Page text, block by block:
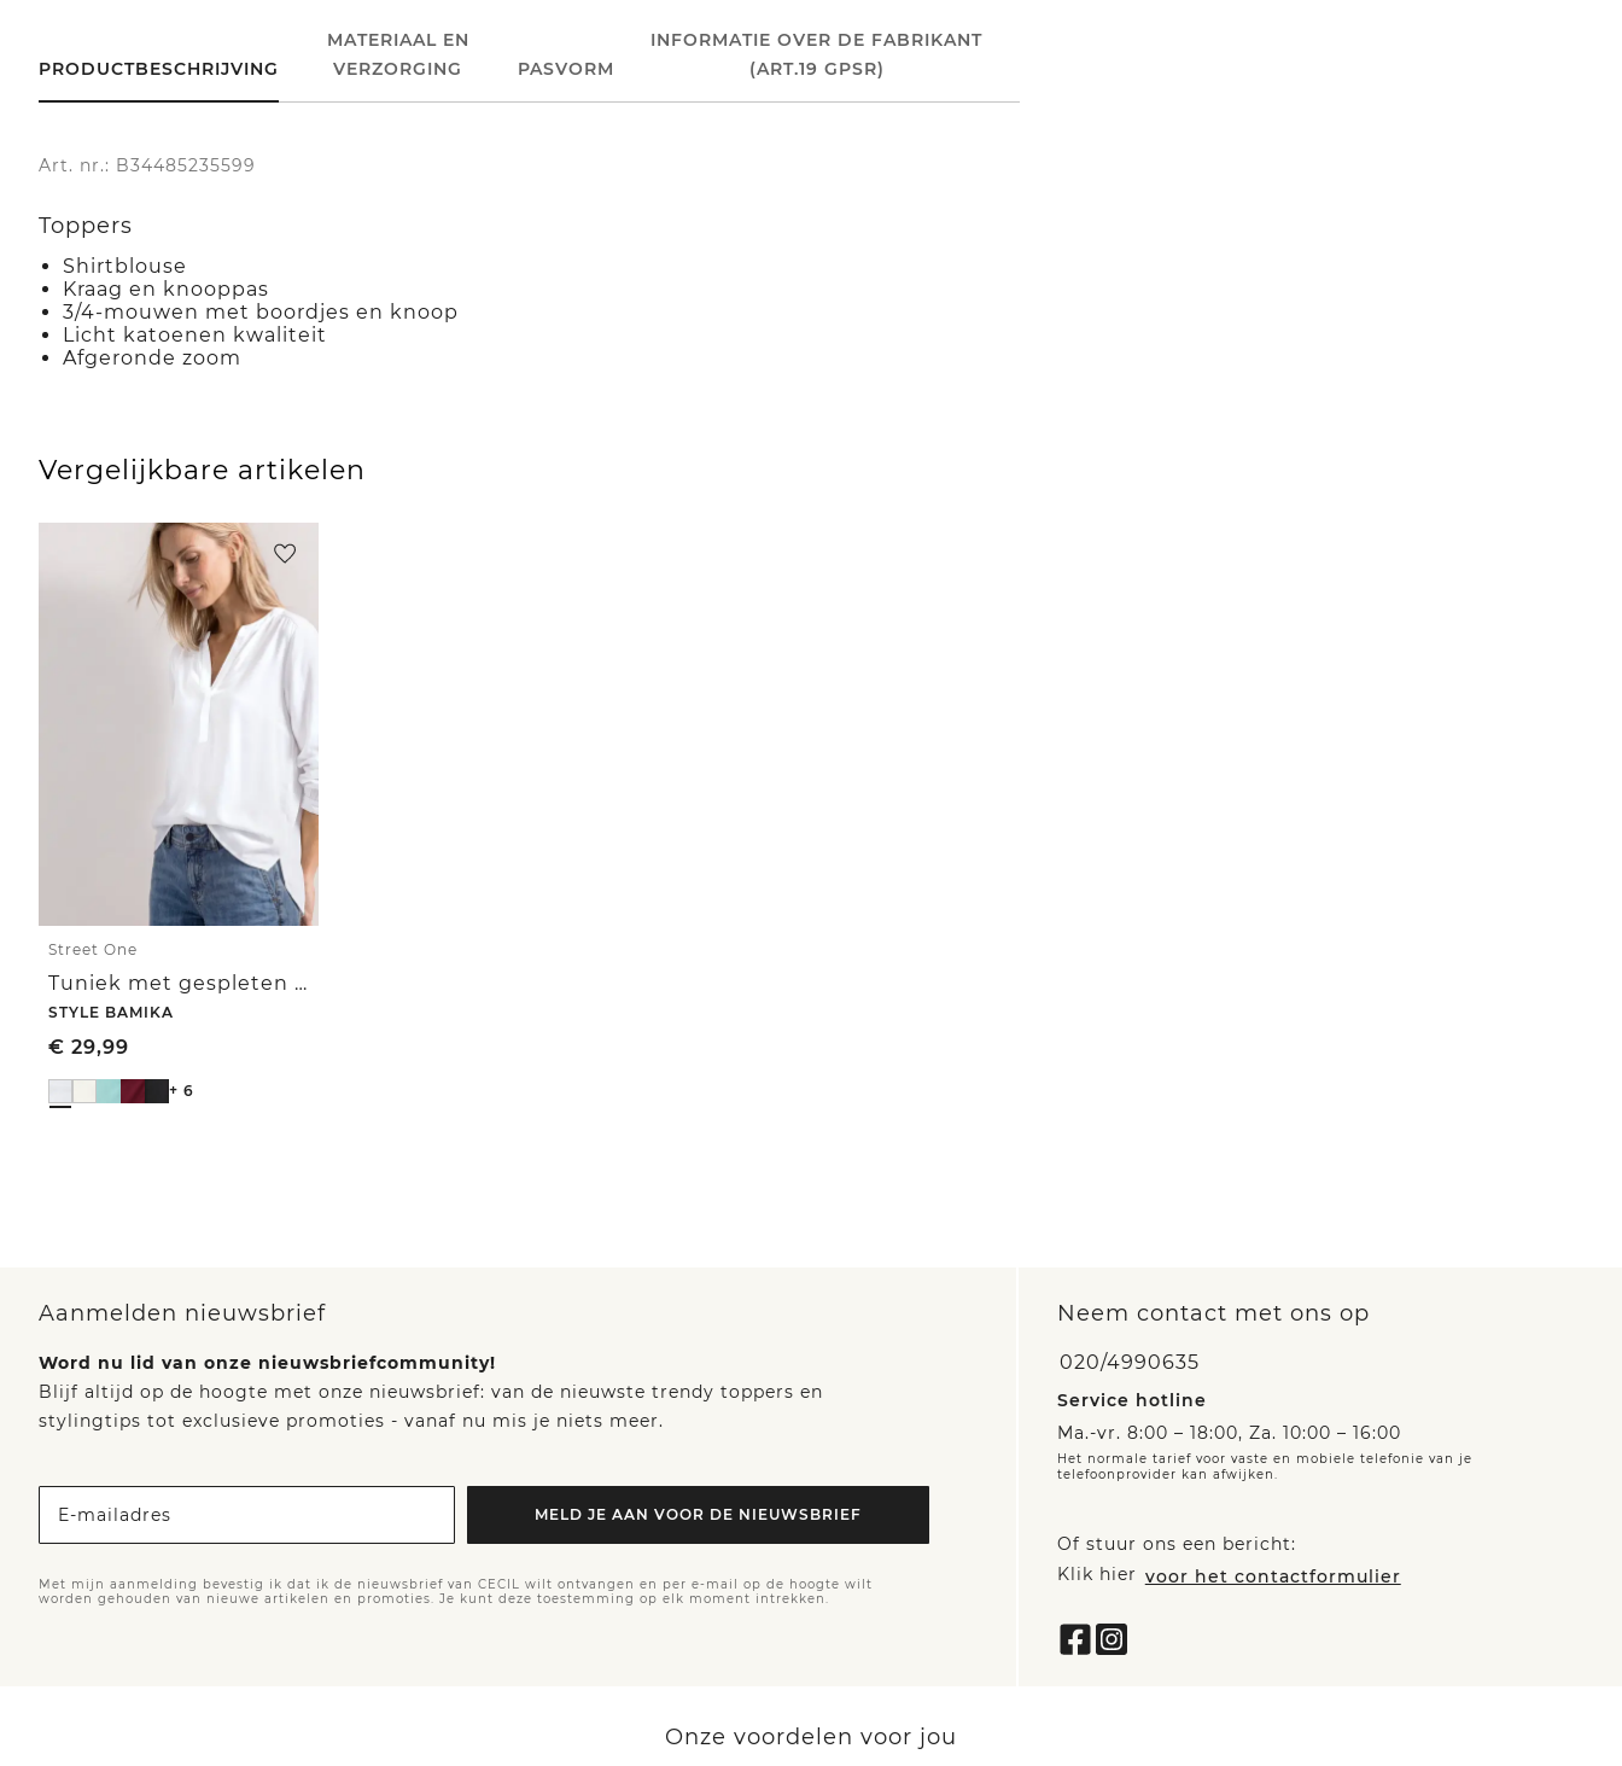
PRODUCTBESCHRIJVING
MATERIAAL EN
VERZORGING
PASVORM
INFORMATIE OVER DE FABRIKANT
(ART.19 GPSR)
Art. nr.: B34485235599
Toppers
Shirtblouse
Kraag en knooppas
3/4-mouwen met boordjes en knoop
Licht katoenen kwaliteit
Afgeronde zoom
Vergelijkbare artikelen
Street One
Tuniek met gespleten hals
STYLE BAMIKA
€ 29,99
+ 6
Aanmelden nieuwsbrief
Word nu lid van onze nieuwsbriefcommunity!
Blijf altijd op de hoogte met onze nieuwsbrief: van de nieuwste trendy toppers en
stylingtips tot exclusieve promoties - vanaf nu mis je niets meer.
E-mailadres MELD JE AAN VOOR DE NIEUWSBRIEF
Met mijn aanmelding bevestig ik dat ik de nieuwsbrief van CECIL wilt ontvangen en per e-mail op de hoogte wilt
worden gehouden van nieuwe artikelen en promoties. Je kunt deze toestemming op elk moment intrekken.
Neem contact met ons op
020/4990635
Service hotline
Ma.-vr. 8:00 – 18:00, Za. 10:00 – 16:00
Het normale tarief voor vaste en mobiele telefonie van je
telefoonprovider kan afwijken.
Of stuur ons een bericht:
Klik hier voor het contactformulier
Onze voordelen voor jou